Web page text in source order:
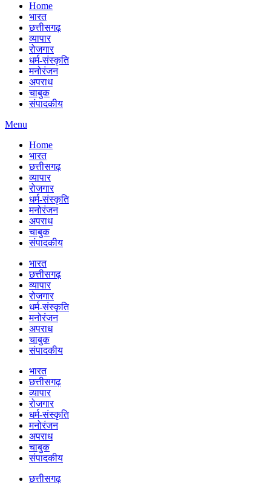
Home
भारत
छत्तीसगढ़
व्यापार
रोजगार
धर्म-संस्कृति
मनोरंजन
अपराध
चाबुक
संपादकीय
Menu
Home
भारत
छत्तीसगढ़
व्यापार
रोजगार
धर्म-संस्कृति
मनोरंजन
अपराध
चाबुक
संपादकीय
भारत
छत्तीसगढ़
व्यापार
रोजगार
धर्म-संस्कृति
मनोरंजन
अपराध
चाबुक
संपादकीय
भारत
छत्तीसगढ़
व्यापार
रोजगार
धर्म-संस्कृति
मनोरंजन
अपराध
चाबुक
संपादकीय
छत्तीसगढ़